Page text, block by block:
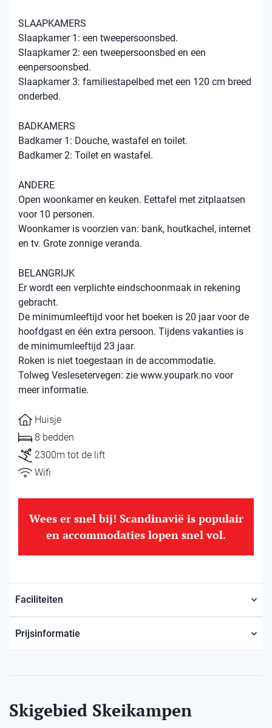
SLAAPKAMERS
Slaapkamer 1: een tweepersoonsbed.
Slaapkamer 2: een tweepersoonsbed en een
eenpersoonsbed.
Slaapkamer 3: familiestapelbed met een 120 cm breed
onderbed.
BADKAMERS
Badkamer 1: Douche, wastafel en toilet.
Badkamer 2: Toilet en wastafel.
ANDERE
Open woonkamer en keuken. Eettafel met zitplaatsen
voor 10 personen.
Woonkamer is voorzien van: bank, houtkachel, internet
en tv. Grote zonnige veranda.
BELANGRIJK
Er wordt een verplichte eindschoonmaak in rekening
gebracht.
De minimumleeftijd voor het boeken is 20 jaar voor de
hoofdgast en één extra persoon. Tijdens vakanties is
de minimumleeftijd 23 jaar.
Roken is niet toegestaan ​​in de accommodatie.
Tolweg Veslesetervegen: zie www.youpark.no voor
meer informatie.
Huisje
8 bedden
2300m tot de lift
Wifi
Wees er snel bij! Scandinavië is populair
en accommodaties lopen snel vol.
Faciliteiten
Prijsinformatie
Skigebied Skeikampen